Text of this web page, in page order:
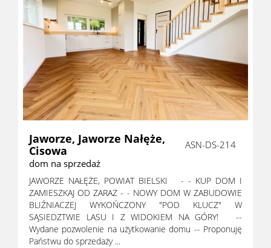
Jaworze, Jaworze Nałęże,
Cisowa
dom na sprzedaż
ASN-DS-214
JAWORZE NAŁĘŻE, POWIAT BIELSKI - - KUP DOM I
ZAMIESZKAJ OD ZARAZ - - NOWY DOM W ZABUDOWIE
BLIŹNIACZEJ WYKOŃCZONY "POD KLUCZ" W
SĄSIEDZTWIE LASU I Z WIDOKIEM NA GÓRY! --
Wydane pozwolenie na użytkowanie domu -- Proponuję
Państwu do sprzedaży ...